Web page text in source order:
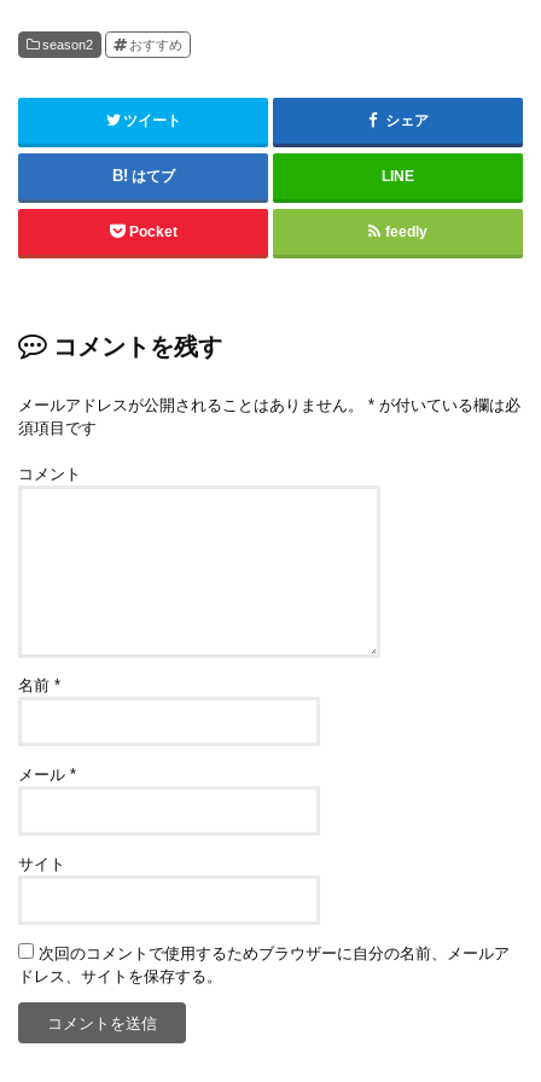
season2 おすすめ
ツイート シェア
はてブ LINE
Pocket feedly
コメントを残す
メールアドレスが公開されることはありません。 * が付いている欄は必
須項目です
コメント
名前*
メール*
サイト
次回のコメントで使用するためブラウザーに自分の名前、メールア
ドレス、サイトを保存する。